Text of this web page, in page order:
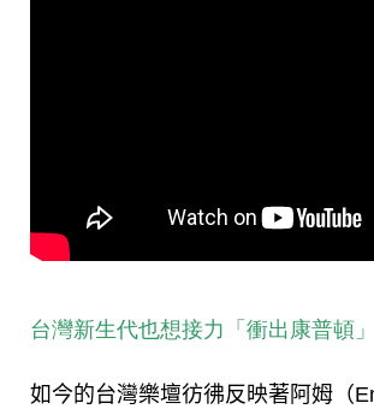
台灣新生代也想接力「衝出康普頓」
如今的台灣樂壇彷彿反映著阿姆（